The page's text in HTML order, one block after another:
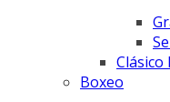
Clásico
Boxeo